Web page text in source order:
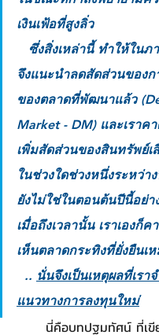
เงินเฟ้อที่สูงลิ่ว
จึงแนะนำลดสัดส่วนของ
ของตลาดที่พัฒนาแล้ว
Market - DM) และเราค
เพิ่มสัดส่วนของสินทรัพย์เ
ในช่วงใดช่วงหนึ่งระหว่า
ยังไม่ใช่ในตอนต้นปีนี้อย่
เมื่อถึงเวลานั้น เราเองก็ค
เห็นตลาดกระทิงที่ยั่งยืนเ
  ..
นั่นจึงเป็นเหตุผลที่เรา
แนวทางการลงทุนใหม่